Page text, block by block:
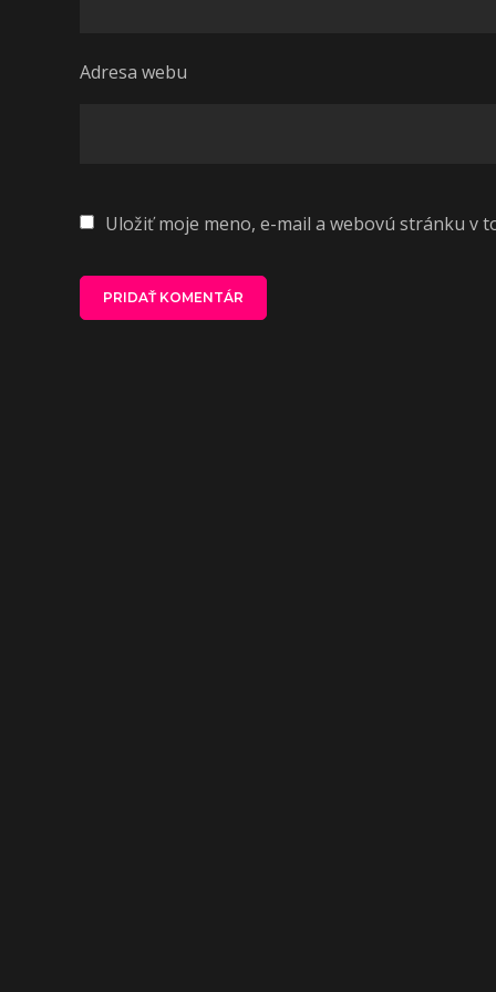
Adresa webu
Uložiť moje meno, e-mail a webovú stránku v